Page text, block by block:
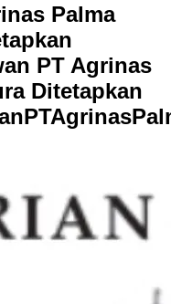
Palma
PT Agrinas
Ditetapkan
nPTAgrinasPal